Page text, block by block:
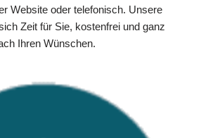
Website oder telefonisch. Unsere
Zeit für Sie, kostenfrei und ganz
Ihren Wünschen.